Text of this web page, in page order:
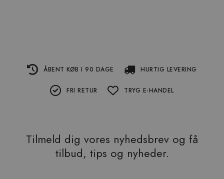
ÅBENT KØB I 90 DAGE HURTIG LEVERING
FRI RETUR TRYG E-HANDEL
Tilmeld dig vores nyhedsbrev og få
tilbud, tips og nyheder.